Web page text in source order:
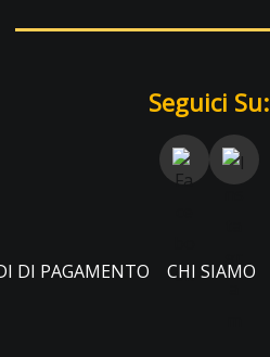
Seguici Su:
DI PAGAMENTO CHI SIAMO